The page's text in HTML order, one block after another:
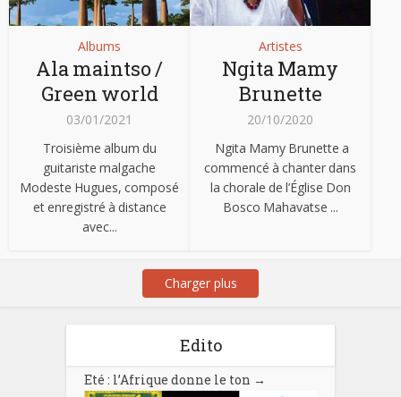
Albums
Ala maintso /
Green world
03/01/2021
Troisième album du
guitariste malgache
Modeste Hugues, composé
et enregistré à distance
avec...
Artistes
Ngita Mamy
Brunette
20/10/2020
Ngita Mamy Brunette a
commencé à chanter dans
la chorale de l’Église Don
Bosco Mahavatse ...
Charger plus
Edito
Eté : l’Afrique donne le ton →